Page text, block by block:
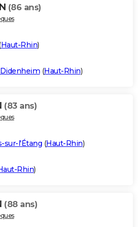
(86 ans)
Haut-Rhin)
(Haut-Rhin)
(83 ans)
sur-l'Étang (Haut-Rhin)
Rhin)
(88 ans)